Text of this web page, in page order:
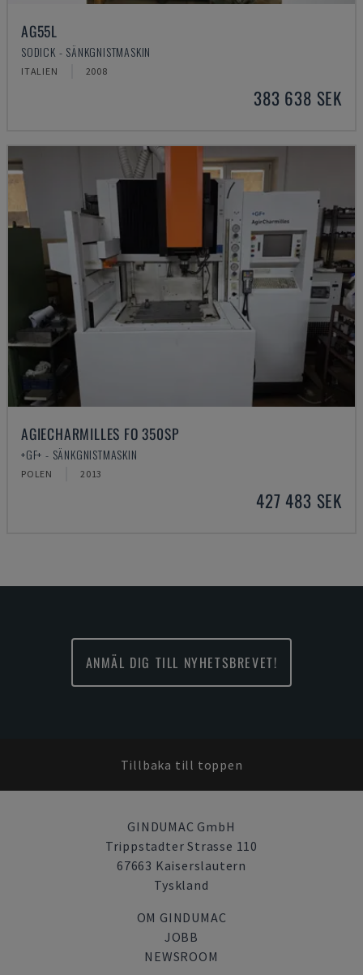
AG55L
SODICK - SÄNKGNISTMASKIN
ITALIEN 2008
383 638 SEK
AGIECHARMILLES FO 350SP
+GF+ - SÄNKGNISTMASKIN
POLEN 2013
427 483 SEK
ANMÄL DIG TILL NYHETSBREVET!
Tillbaka till toppen
GINDUMAC GmbH
Trippstadter Strasse 110
67663 Kaiserslautern
Tyskland
OM GINDUMAC
JOBB
NEWSROOM